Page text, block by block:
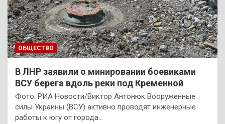
ОБЩЕСТВО
В ЛНР заявили о минировании боевиками
ВСУ берега вдоль реки под Кременной
Фото: РИА Новости/Виктор Антонюк Вооруженные
силы Украины (ВСУ) активно проводят инженерные
работы к югу от города…